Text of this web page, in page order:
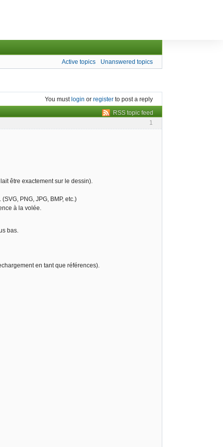
Active topics Unanswered topics
You mustlogin or register to post a reply
RSS topic feed
1
être exactement sur le dessin).
PNG, JPG, BMP, etc.)
à la volée.
bas.
en tant que références).